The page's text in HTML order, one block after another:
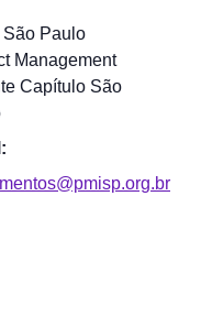
Paulo
Management
Capítulo São